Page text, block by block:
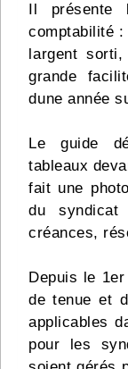
Il présente
comptabilité :
largent
grande
dune année
Le guide
tableaux
fait une
du syndicat
créances,
Depuis le
de tenue et
applicables
pour les